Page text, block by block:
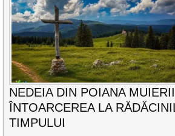
NEDEIA DIN POIANA
ÎNTOARCEREA LA
TIMPULUI